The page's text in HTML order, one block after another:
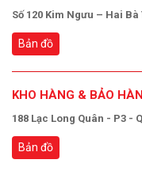
Số 120 Kim Ngưu – Hai
Bản đồ
KHO HÀNG & BẢO
188 Lạc Long Quân - P3 -
Bản đồ